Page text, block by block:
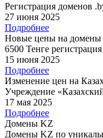
Регистрация доменов
27 июня 2025
Подробнее
Новые цены на домены
6500 Тенге
15 июня 2025
Подробнее
Изменение цен на
Учреждение
17 мая 2025
Подробнее
Домены KZ
Домены KZ по